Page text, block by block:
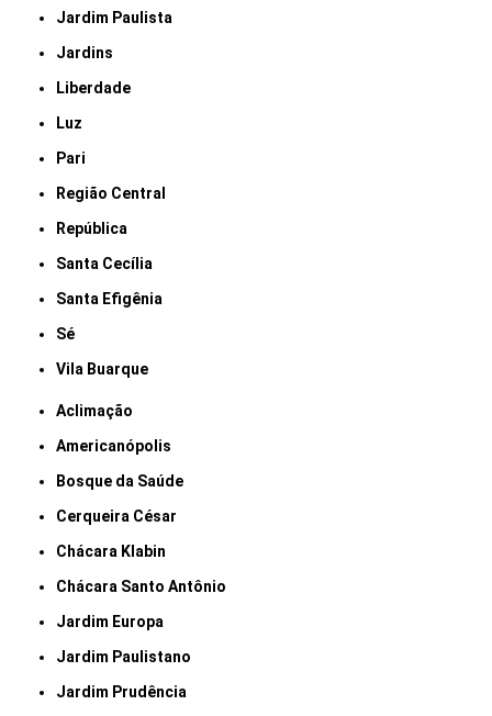
Jardim Paulista
Jardins
Liberdade
Luz
Pari
Região Central
República
Santa Cecília
Santa Efigênia
Sé
Vila Buarque
Aclimação
Americanópolis
Bosque da Saúde
Cerqueira César
Chácara Klabin
Chácara Santo Antônio
Jardim Europa
Jardim Paulistano
Jardim Prudência